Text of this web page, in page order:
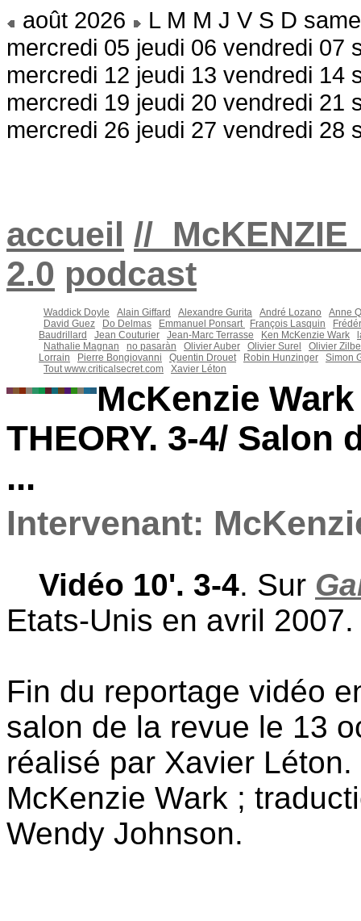
août 2026 L M M J V S D
mercredi 05 jeudi 06 vendredi 07
mercredi 12 jeudi 13 vendredi 14
mercredi 19 jeudi 20 vendredi 21
mercredi 26 jeudi 27 vendredi 28
accueil //
2.0 podcast
Waddick Doyle Alain Giffard Alexandre Gurita André Lozano
Anne
David Guez
Do Delmas Emmanuel Ponsart François Lasquin
Baudrillard
Jean Couturier Jean-Marc Terrasse Ken McKenzie Wark
Nathalie Magnan
no pasaràn Olivier Auber Olivier Surel
Olivier
Lorrain
Pierre Bongiovanni Quentin Drouet Robin Hunzinger
Simon
Tout www.criticalsecret.com
Xavier Léton
McKenzie
THEORY. 3-4/ Salon
...
Intervenant:
Vidéo 10'. 3-4. Sur
Etats-Unis en avril 2007.
Fin du reportage vidéo
salon de la revue le 13
réalisé par Xavier
McKenzie Wark ;
Wendy Johnson.